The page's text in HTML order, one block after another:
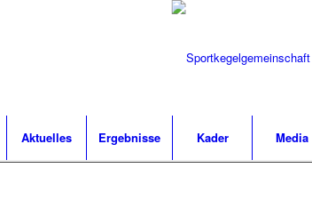
Aktuelles Ergebnisse Kader Media